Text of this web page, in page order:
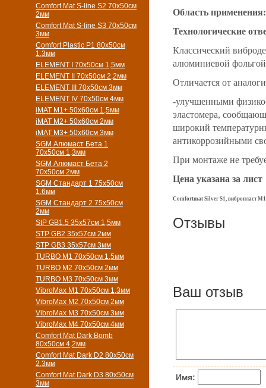
Comfort Mat S-line S2 70х50см
2мм
Comfort Mat S-line S3 70х50см
3мм
Comfort Plastic P1 80x50см
1,3мм
ELEMENT I 70х50см 1,5мм
ELEMENT II 70х50см 2,2мм
ELEMENT III 70х50см 3мм
ELEMENT IV 70х50см 4мм
iMAT M1+ 50х60см 1,5мм
iMAT M2+ 50х60см 2мм
iMAT M3+ 50х60см 3мм
SGM Алюмаст Бета 1
70х50см 1,3мм
SGM Алюмаст Бета 2
70х50см 2мм
SGM Стандарт 1 75х50см
1.6мм
SGM Стандарт 2 75х50см
2мм
StP GB1.5 35х57см 1,5мм
STP GB2 35х57см 2мм
STP GB3 35х57см 3мм
TURBO M1 70х50см 1,5мм
TURBO M2 70х50см 2мм
TURBO M3 70х50см 3мм
VibroMax M1 70х50см 1,3мм
VibroMax M2 70х50см 2мм
VibroMax M3 70х50см 3мм
VibroMax M4 70х50см 4мм
Comfort Mat Dark Bomb
80x50см 4,2мм
Comfort Mat Dark D2 80х50см
2,3мм
Comfort Mat Dark D3 80х50см
3мм
Область применения:
Технологические
Классический
алюминиевой
Отличается от
-улучшенными физико-
эластомера,
широкий
антикоррозийными
При монтаже не
Цена указана за лист
Comfortmat Silver S1, вибропласт
Отзывы
Ваш отзыв
Имя: